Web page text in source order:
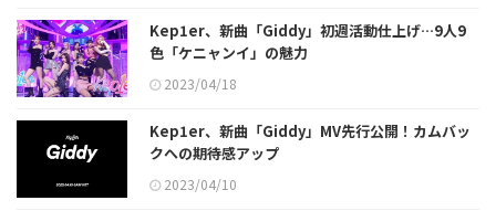
Kep1er、新曲「Giddy」初週活動仕上げ…9人9
色「ケニャンイ」の魅力
2023/04/18
Kep1er、新曲「Giddy」MV先行公開！カムバッ
クへの期待感アップ
2023/04/10